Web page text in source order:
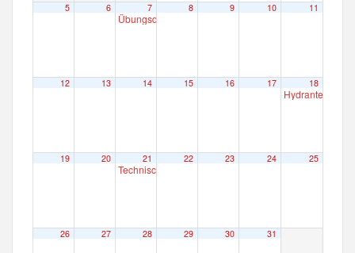
5 6 7
Übungsdienst
8 9 10 11
12 13 14 15 16 17 18
19 20 21
Technischer Dienst
22 23 24 25
26 27 28 29 30 31